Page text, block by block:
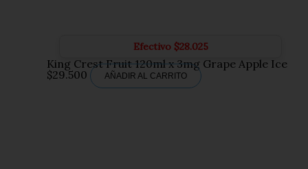
Efectivo $28.025
King Crest Fruit 120ml x 3mg Grape Apple Ice
$29.500 AÑADIR AL CARRITO